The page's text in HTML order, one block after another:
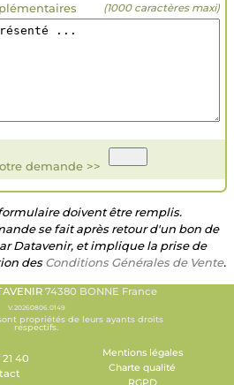
(1000 caractères maxi)
demande >>
doivent être remplis.
se fait après retour d'un bon de
Datavenir, et implique la prise de
desConditions Générales de Vente.
74380 BONNE France
V.20260806.0149
propriétés de leurs ayants droits
respectifs.
40
Mentions légales
Charte qualité